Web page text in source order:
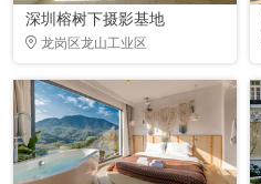
深圳榕树下摄影基地
龙岗区龙山工业区